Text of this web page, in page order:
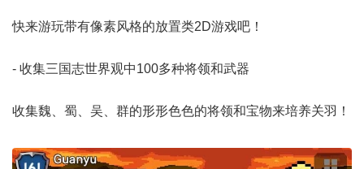
快来游玩带有像素风格的放置类2D游戏吧！
- 收集三国志世界观中100多种将领和武器
收集魏、蜀、吴、群的形形色色的将领和宝物来培养关羽！